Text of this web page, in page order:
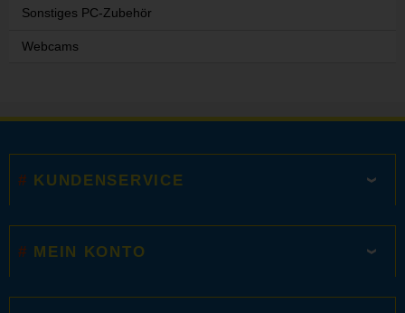
Sonstiges PC-Zubehör
Webcams
KUNDENSERVICE
MEIN KONTO